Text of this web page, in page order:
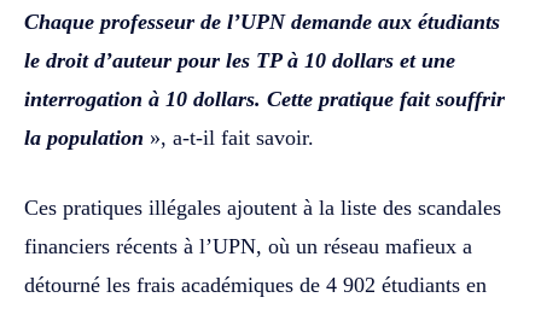
Chaque professeur de l’UPN demande aux étudiants
le droit d’auteur pour les TP à 10 dollars et une
interrogation à 10 dollars. Cette pratique fait souffrir
la population », a-t-il fait savoir.
Ces pratiques illégales ajoutent à la liste des scandales
financiers récents à l’UPN, où un réseau mafieux a
détourné les frais académiques de 4 902 étudiants en